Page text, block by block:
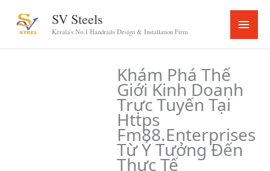
content
SV Steels
Kerala's No.1 Handrails Design & Installation Firm
Main
Menu
Khám Phá Thế
Giới Kinh Doanh
Trực Tuyến Tại
Https
Fm88.Enterprises
Từ Ý Tưởng Đến
Thực Tế